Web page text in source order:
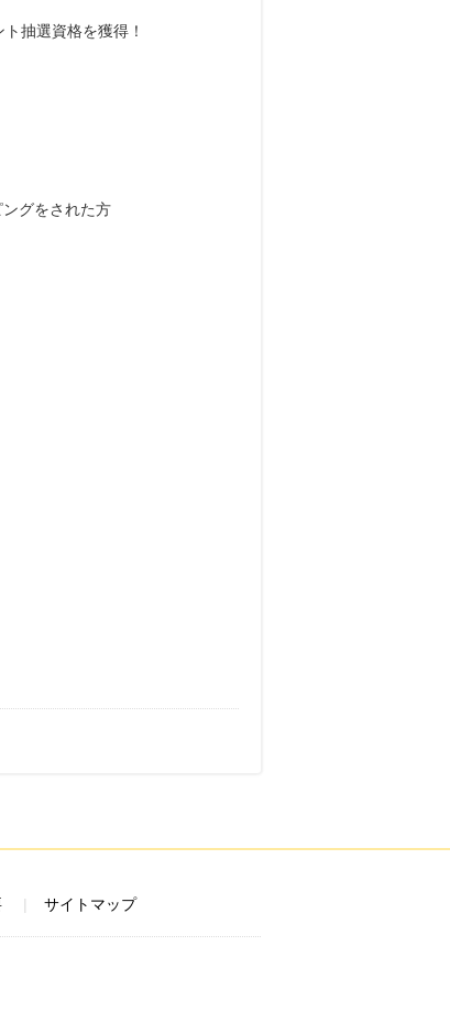
抽選資格を獲得！
グをされた方
サイトマップ